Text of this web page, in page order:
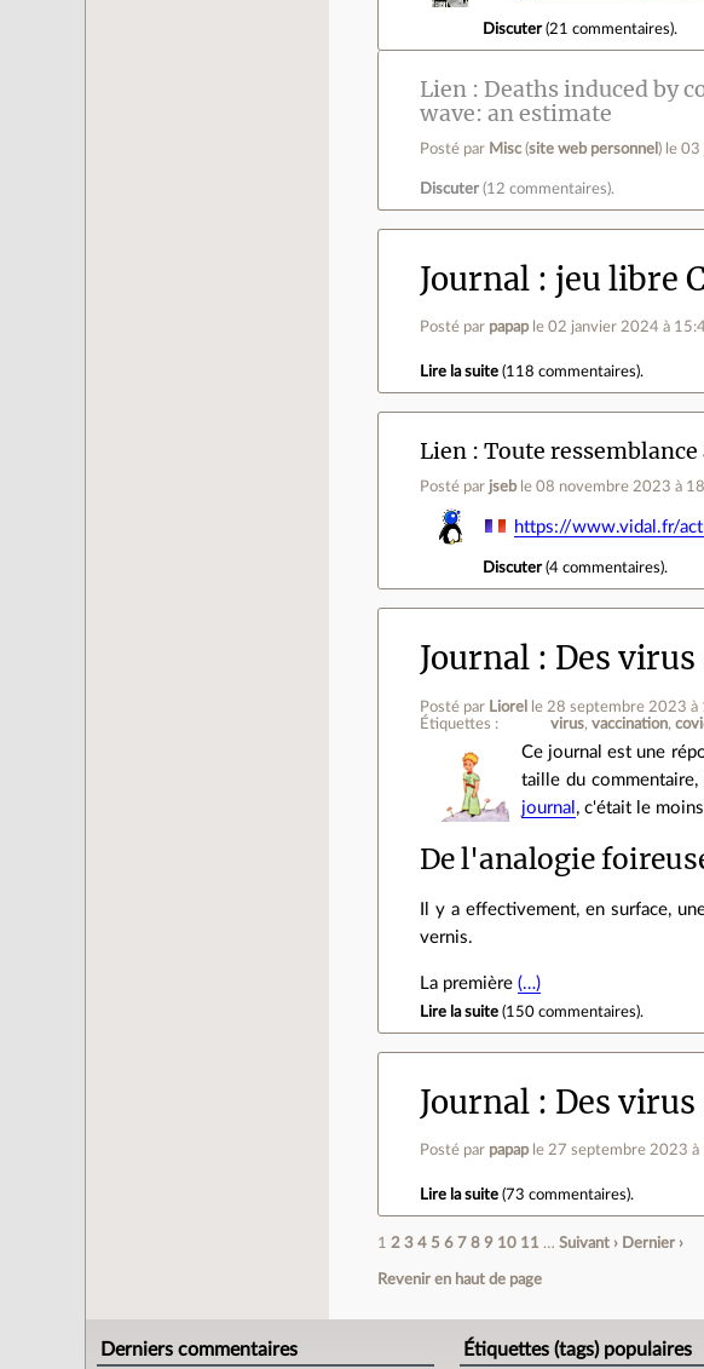
Discuter(21 commentaires).
Lien
Deaths induced by
wave: an estimate
Posté par Misc(site web personnel ) le
Discuter (12 commentaires).
Journal jeu libre
Posté par papap le 02 janvier 2024 à
Lire la suite (118 commentaires).
Lien Toute
Posté par jseb le 08 novembre 2023 à
https://www.vidal.fr/
Discuter(4 commentaires).
Journal Des
Posté par Liorel le 28 septembre 2023 à
Étiquettes :
virus vaccination
Ce journal est une
taille du
journal , c'était le
De l'analogie
Il y a effectivement, en surface,
vernis.
La première(…)
Lire la suite (150 commentaires).
Journal Des
Posté par papap le 27 septembre 2023
Lire la suite (73 commentaires).
12 3 4 5 6 7 8 9 10 11 … Suivant › Dernier ›
Revenir en haut de page
Derniers commentaires Étiquettes (tags) populaires